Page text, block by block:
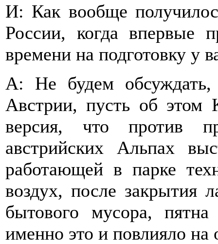
И: Как вообще
России, когда впервые
времени на подготовку у
А: Не будем обсуждать,
Австрии, пусть об этом
версия, что против
австрийских Альпах
работающей в парке
воздух, после закрытия
бытового мусора,
именно это и повлияло на